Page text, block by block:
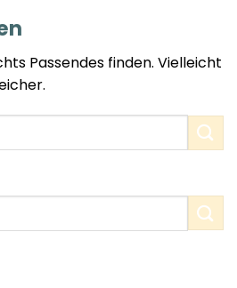
Passendes finden. Vielleicht